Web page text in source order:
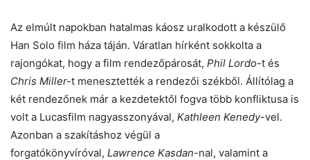
Az elmúlt napokban hatalmas káosz uralkodott a készülő
Han Solo film háza táján. Váratlan hírként sokkolta a
rajongókat, hogy a film rendezőpárosát, Phil Lordo-t és
Chris Miller-t menesztették a rendezői székből. Állítólag a
két rendezőnek már a kezdetektől fogva több konfliktusa is
volt a Lucasfilm nagyasszonyával, Kathleen Kenedy-vel.
Azonban a szakításhoz végül a
forgatókönyvíróval, Lawrence Kasdan-nal, valamint a